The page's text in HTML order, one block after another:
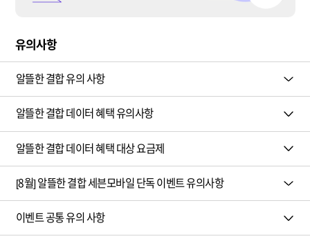
유의사항
알뜰한 결합 유의 사항
알뜰한 결합 데이터 혜택 유의사항
알뜰한 결합 데이터 혜택 대상 요금제
[8월] 알뜰한 결합 세븐모바일 단독 이벤트 유의사항
이벤트 공통 유의 사항